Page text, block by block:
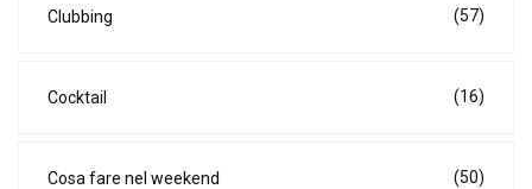
Clubbing (57)
Cocktail (16)
Cosa fare nel weekend (50)